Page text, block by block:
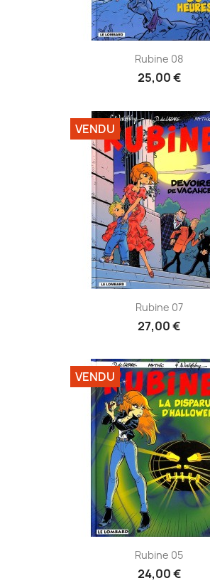
Rubine 08
25,00 €
Rubine 07
27,00 €
VENDU
Rubine 05
24,00 €
VENDU